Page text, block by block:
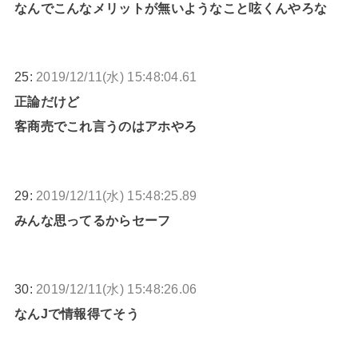
なんでこんなメリットが無いようなこと呟くんやろな
25: 2019/12/11(水) 15:48:04.61
正論だけど
客商売でこれ言うのはアホやろ
29: 2019/12/11(水) 15:48:25.89
みんな思ってるからセーフ
30: 2019/12/11(水) 15:48:26.06
なんJで情報得てそう